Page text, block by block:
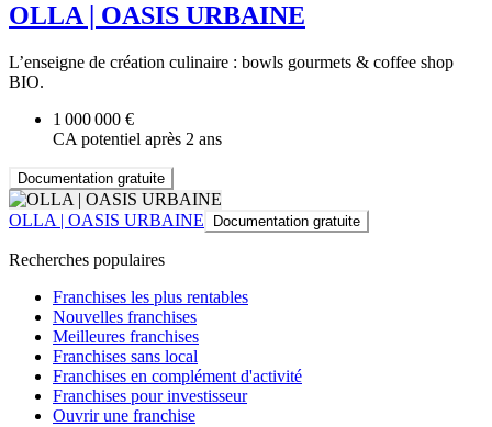
OLLA | OASIS URBAINE
L’enseigne de création culinaire : bowls gourmets & coffee shop
BIO.
1 000 000 €
CA potentiel après 2 ans
Documentation gratuite
OLLA | OASIS URBAINE Documentation gratuite
Recherches populaires
Franchises les plus rentables
Nouvelles franchises
Meilleures franchises
Franchises sans local
Franchises en complément d'activité
Franchises pour investisseur
Ouvrir une franchise